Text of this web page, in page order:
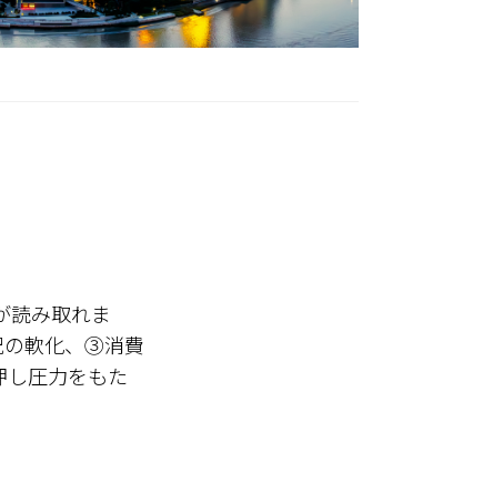
読み取れま
の軟化、➂消費
圧力をもた